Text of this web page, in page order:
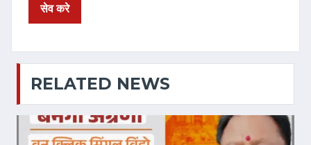
RELATED NEWS